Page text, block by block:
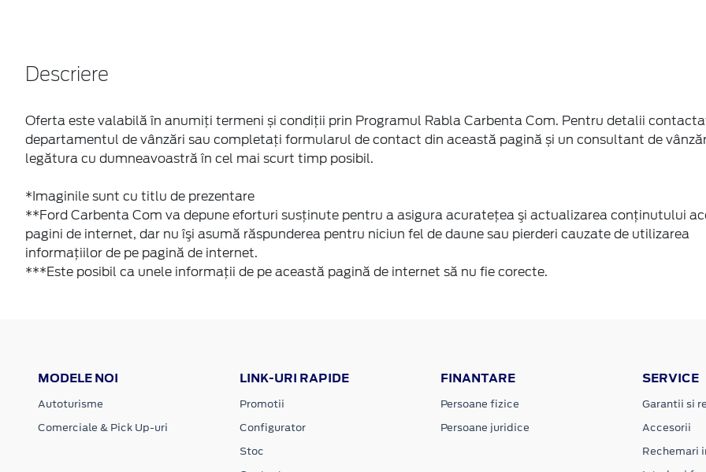
Descriere
Oferta este valabilă în anumiți termeni și condiții prin Programul Rabla Carbenta Com. Pentru detalii
departamentul de vânzări sau completați formularul de contact din această pagină și un consultant de
legătura cu dumneavoastră în cel mai scurt timp posibil.
*Imaginile sunt cu titlu de prezentare
**Ford Carbenta Com va depune eforturi susţinute pentru a asigura acurateţea şi actualizarea conţinutului
pagini de internet, dar nu îşi asumă răspunderea pentru niciun fel de daune sau pierderi cauzate de utilizarea
informaţiilor de pe pagină de internet.
***Este posibil ca unele informaţii de pe această pagină de internet să nu fie corecte.
MODELE NOI
Autoturisme
Comerciale & Pick Up-uri
LINK-URI RAPIDE
Promotii
Configurator
Stoc
FINANTARE
Persoane fizice
Persoane juridice
SERVICE
Garantii si
Accesorii
Rechemari